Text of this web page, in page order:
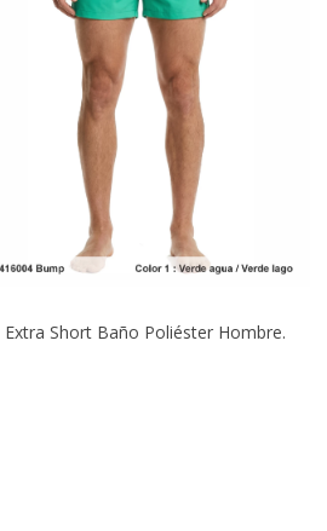
Extra Short Baño Poliéster Hombre.